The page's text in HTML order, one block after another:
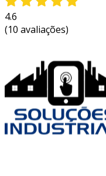
4.6
(10 avaliações)